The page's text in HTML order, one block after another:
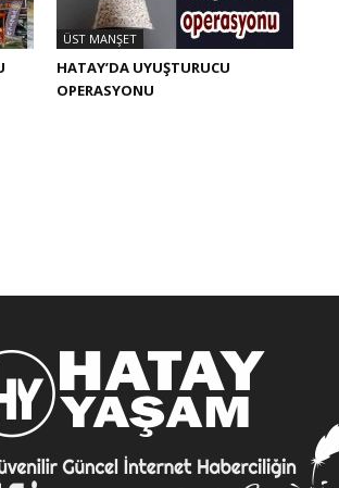
ÜST MANŞET
HATAY’DA UYUŞTURUCU
OPERASYONU